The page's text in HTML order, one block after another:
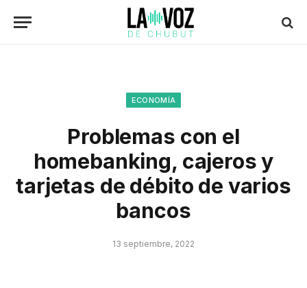
ECONOMÍA
Problemas con el
homebanking, cajeros y
tarjetas de débito de varios
bancos
13 septiembre, 2022